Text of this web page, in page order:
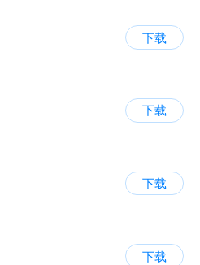
下载
下载
下载
下载